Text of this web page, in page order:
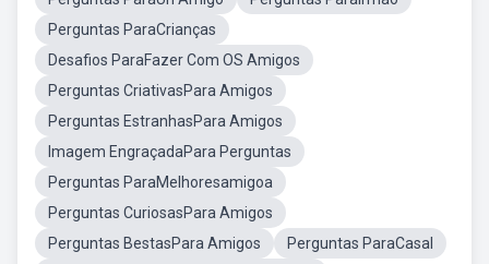
Perguntas ParaCrianças
Desafios ParaFazer Com OS Amigos
Perguntas CriativasPara Amigos
Perguntas EstranhasPara Amigos
Imagem EngraçadaPara Perguntas
Perguntas ParaMelhoresamigoa
Perguntas CuriosasPara Amigos
Perguntas BestasPara Amigos
Perguntas ParaCasal